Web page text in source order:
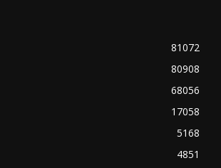
81072
80908
68056
17058
5168
4851